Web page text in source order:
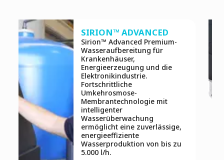
SIRION™ ADVANCED
Sirion™ Advanced Premium-
Wasseraufbereitung für
Krankenhäuser,
Energieerzeugung und die
Elektronikindustrie.
Fortschrittliche
Umkehrosmose-
Membrantechnologie mit
intelligenter
Wasserüberwachung
ermöglicht eine zuverlässige,
energieeffiziente
Wasserproduktion von bis zu
5.000 l/h.